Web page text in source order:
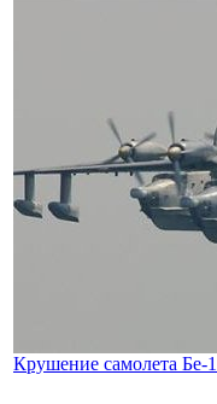
Крушение самолета Бе-